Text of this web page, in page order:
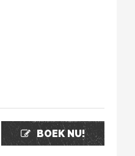
BOEK NU!